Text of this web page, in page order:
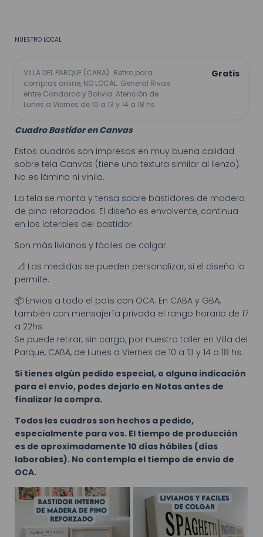
NUESTRO LOCAL
VILLA DEL PARQUE (CABA) Retiro para
compras online, NO LOCAL. General Rivas
entre Condarco y Bolivia. Atención de
Lunes a Viernes de 10 a 13 y 14 a 18 hs.
Gratis
Cuadro Bastidor en Canvas
Estos cuadros son impresos en muy buena calidad
sobre tela Canvas (tiene una textura similar al lienzo).
No es lámina ni vinilo.
La tela se monta y tensa sobre bastidores de madera
de pino reforzados. El diseño es envolvente, continua
en los laterales del bastidor.
Son más livianos y fáciles de colgar.
📐 Las medidas se pueden personalizar, si el diseño lo
permite.
📦 Envios a todo el país con OCA. En CABA y GBA,
también con mensajería privada el rango horario de 17
a 22hs.
Se puede retirar, sin cargo, por nuestro taller en Villa del
Parque, CABA, de Lunes a Viernes de 10 a 13 y 14 a 18 hs.
Si tienes algún pedido especial, o alguna indicación
para el envio, podes dejarlo en Notas antes de
finalizar la compra.
Todos los cuadros son hechos a pedido,
especialmente para vos. El tiempo de producción
es de aproximadamente 10 días hábiles (días
laborables). No contempla el tiempo de envio de
OCA.